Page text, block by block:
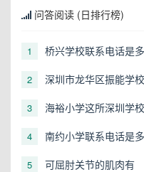
问答阅读 (日排行榜)
1
桥兴学校联系电话是
2
深圳市龙华区振能学
3 海裕小学这所深圳学
4
南约小学联系电话是
5 可屈肘关节的肌肉有